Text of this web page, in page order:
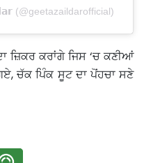
(@geetazaildarofficial)
ਜ਼ਿਕਰ ਕਰਾਂਗੇ ਜਿਸ ‘ਚ ਕਣੀਆਂ
ਚੱਕ ਪਿੰਕ ਸੂਟ ਦਾ ਪੋਂਹਚਾ ਸਣੇ